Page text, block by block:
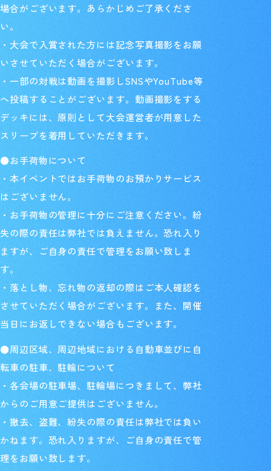
場合がございます。あらかじめご了承くださ
い。
・大会で入賞された方には記念写真撮影をお願
いさせていただく場合がございます。
・一部の対戦は動画を撮影しSNSやYouTube等
へ投稿することがございます。動画撮影をする
デッキには、原則として大会運営者が用意した
スリーブを着用していただきます。
●お手荷物について
・本イベントではお手荷物のお預かりサービス
はございません。
・お手荷物の管理に十分にご注意ください。紛
失の際の責任は弊社では負えません。恐れ入り
ますが、ご自身の責任で管理をお願い致しま
す。
・落とし物、忘れ物の返却の際はご本人確認を
させていただく場合がございます。また、開催
当日にお返しできない場合もございます。
●周辺区域、周辺地域における自動車並びに自
転車の駐車、駐輪について
・各会場の駐車場、駐輪場につきまして、弊社
からのご用意ご提供はございません。
・撤去、盗難、紛失の際の責任は弊社では負い
かねます。恐れ入りますが、ご自身の責任で管
理をお願い致します。